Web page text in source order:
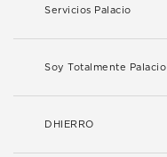
Servicios Palacio
Soy Totalmente Palacio
DHIERRO